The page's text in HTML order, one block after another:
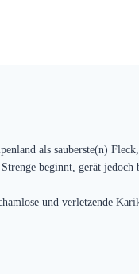
als sauberste(n)
beginnt, gerät jedoch
und verletzende